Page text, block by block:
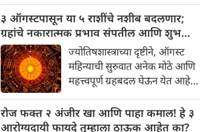
वाजवताना दिसतील. ही एक सामान्य
प्रथा आहे, पण तुम्ही कधी विचार
केला आहे का की यामागे काय रहस्य
आहे आणि प्रत्येक टाळीचा अर्थ काय
आहे? हा केवळ एक विधी नाही, तर
यामागे खोलवर रुजलेल्या पौराणिक
श्रद्धा, आध्यात्मिक अर्थ आणि काही
वैज्ञानिक तर्कदेखील आहेत. चला, या
३ ऑगस्टपासून या ५ राशींचे नशीब बदलणार;
ग्रहांचे नकारात्मक प्रभाव संपतील आणि शुभ
दिवसांची सुरुवात होईलज्योतिषशास्त्राच्या दृष्टीने, ऑगस्ट
महिन्याची सुरुवात अनेक मोठे आणि
महत्त्वपूर्ण ग्रहबदल घेऊन येत आहे.
हालचाल अनेक राशींच्या जीवनात
सकारात्मक बदल घडवून आणणार
रोज फक्त २ अंजीर खा आणि पाहा कमाल! हे ३
आरोग्यदायी फायदे तुम्हाला ठाऊक आहेत का?